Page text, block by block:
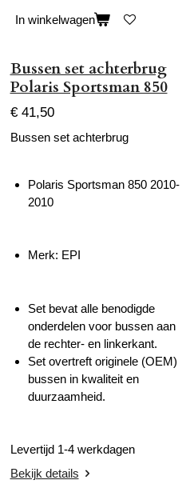
In winkelwagen
Bussen set achterbrug
Polaris Sportsman 850
€ 41,50
Bussen set achterbrug
Polaris Sportsman 850 2010-
2010
Merk: EPI
Set bevat alle benodigde
onderdelen voor bussen aan
de rechter- en linkerkant.
Set overtreft originele (OEM)
bussen in kwaliteit en
duurzaamheid.
Levertijd 1-4 werkdagen
Bekijk details